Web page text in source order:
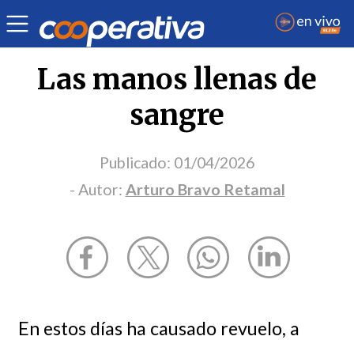
Opinión | Arturo Bravo Retamal
Las manos llenas de
sangre
Publicado: 01/04/2026
- Autor: Arturo Bravo Retamal
En estos días ha causado revuelo, a